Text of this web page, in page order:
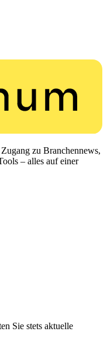
zu Branchennews,
– alles auf einer
Sie stets aktuelle